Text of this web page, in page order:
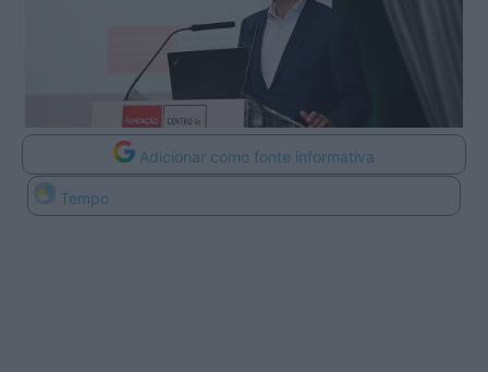
Adicionar como fonte informativa
Tempo